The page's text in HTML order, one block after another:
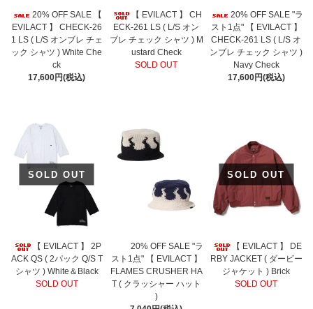
20% OFF SALE 【
EVILACT 】 CHECK-26
1 LS ( L/S オンブレ チェ
ック シャツ ) White Che
ck
17,600円(税込)
【 EVILACT 】 CH
ECK-261 LS ( L/S オン
ブレ チェック シャツ ) M
ustard Check
SOLD OUT
20% OFF SALE "ラ
スト1点" 【 EVILACT 】
CHECK-261 LS ( L/S オ
ンブレ チェック シャツ )
Navy Check
17,600円(税込)
SOLD OUT
【 EVILACT 】 2P
ACK QS ( 2パック Q/S T
シャツ ) White＆Black
SOLD OUT
20% OFF SALE "ラ
スト1点" 【 EVILACT 】
FLAMES CRUSHER HA
T ( クラッシャー ハット
)
SOLD OUT
【 EVILACT 】 DE
RBY JACKET ( ダービー
ジャケット ) Brick
SOLD OUT